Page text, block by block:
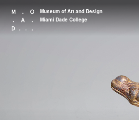
Museum of Art and Design
Miami Dade College